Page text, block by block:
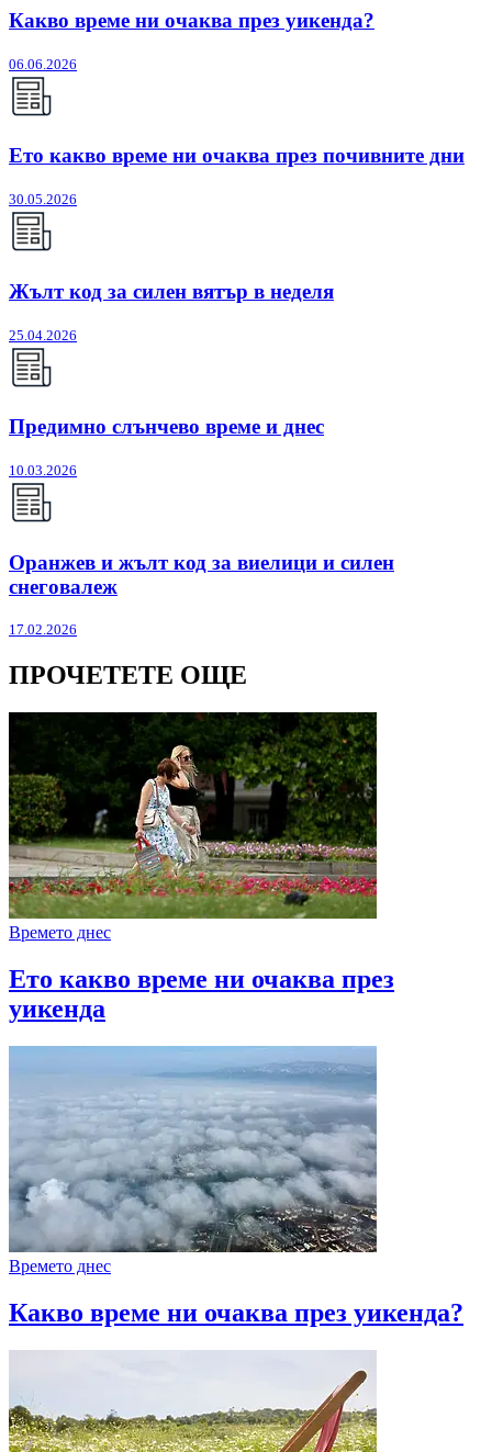
Какво време ни очаква през уикенда?
06.06.2026
Ето какво време ни очаква през почивните дни
30.05.2026
Жълт код за силен вятър в неделя
25.04.2026
Предимно слънчево време и днес
10.03.2026
Оранжев и жълт код за виелици и силен
снеговалеж
17.02.2026
ПРОЧЕТЕТЕ ОЩЕ
Времето днес
Ето какво време ни очаква през
уикенда
Времето днес
Какво време ни очаква през уикенда?